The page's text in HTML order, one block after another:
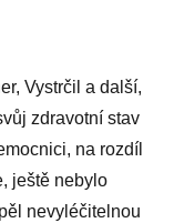
Vystrčil a další,
zdravotní stav
na rozdíl
ještě nebylo
nevyléčitelnou